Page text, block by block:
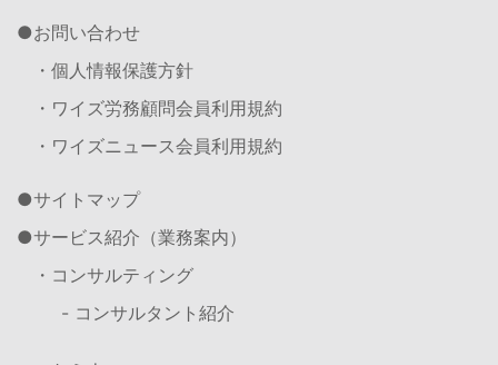
お問い合わせ
・個人情報保護方針
・ワイズ労務顧問会員利用規約
・ワイズニュース会員利用規約
サイトマップ
サービス紹介（業務案内）
・コンサルティング
- コンサルタント紹介